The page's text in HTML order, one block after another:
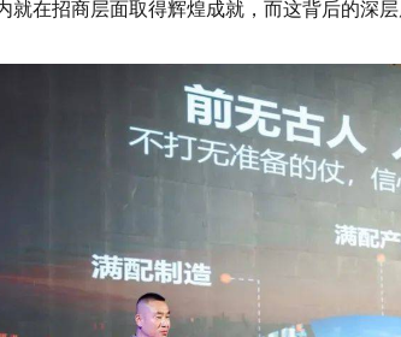
就在招商层面取得辉煌成就，而这背后的深